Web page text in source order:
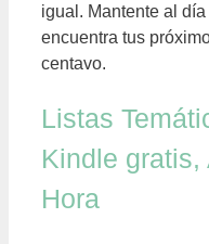
igual. Mantente al
encuentra tus
centavo.
Listas
Kindle
Hora